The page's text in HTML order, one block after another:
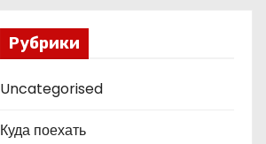
Рубрики
Uncategorised
Куда поехать